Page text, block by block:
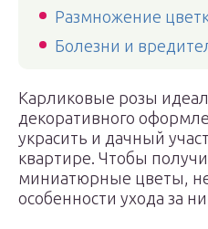
Размножение
Болезни и
Карликовые розы
декоративного
украсить и дачный
квартире. Чтобы
миниатюрные цветы,
особенности ухода за